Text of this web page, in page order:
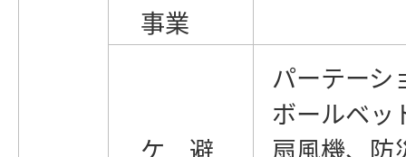
事業
ケ 避
パーテーシ
ボールベッ
扇風機、防